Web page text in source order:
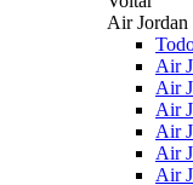
Air Jordan
Air
Air
Air
Air
Air
Air